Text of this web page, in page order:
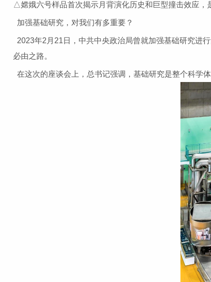
△嫦娥六号样品首次揭示月背演化历史和巨型撞击效应，
加强基础研究，对我们有多重要？
2023年2月21日，中共中央政治局曾就加强基础研究进
必由之路。
在这次的座谈会上，总书记强调，基础研究是整个科学